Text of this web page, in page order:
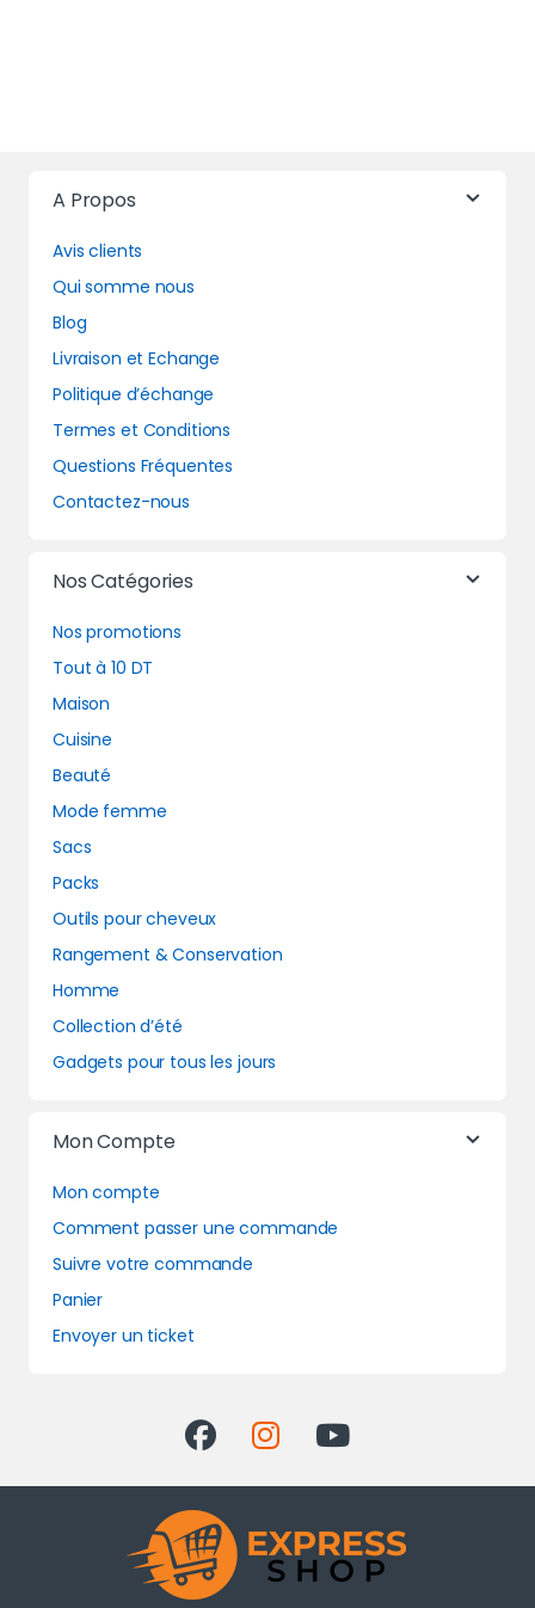
A Propos
Avis clients
Qui somme nous
Blog
Livraison et Echange
Politique d’échange
Termes et Conditions
Questions Fréquentes
Contactez-nous
Nos Catégories
Nos promotions
Tout à 10 DT
Maison
Cuisine
Beauté
Mode femme
Sacs
Packs
Outils pour cheveux
Rangement & Conservation
Homme
Collection d’été
Gadgets pour tous les jours
Mon Compte
Mon compte
Comment passer une commande
Suivre votre commande
Panier
Envoyer un ticket